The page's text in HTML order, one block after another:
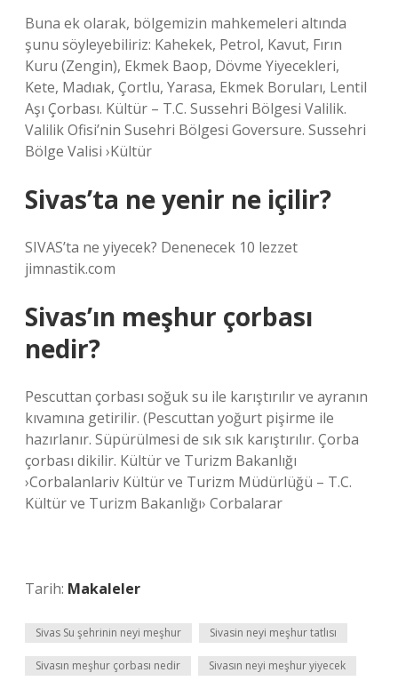
Buna ek olarak, bölgemizin mahkemeleri altında
şunu söyleyebiliriz: Kahekek, Petrol, Kavut, Fırın
Kuru (Zengin), Ekmek Baop, Dövme Yiyecekleri,
Kete, Madıak, Çortlu, Yarasa, Ekmek Boruları, Lentil
Aşı Çorbası. Kültür – T.C. Sussehri Bölgesi Valilik.
Valilik Ofisi’nin Susehri Bölgesi Goversure. Sussehri
Bölge Valisi ›Kültür
Sivas’ta ne yenir ne içilir?
SIVAS’ta ne yiyecek? Denenecek 10 lezzet
jimnastik.com
Sivas’ın meşhur çorbası
nedir?
Pescuttan çorbası soğuk su ile karıştırılır ve ayranın
kıvamına getirilir. (Pescuttan yoğurt pişirme ile
hazırlanır. Süpürülmesi de sık sık karıştırılır. Çorba
çorbası dikilir. Kültür ve Turizm Bakanlığı
›Corbalanlariv Kültür ve Turizm Müdürlüğü – T.C.
Kültür ve Turizm Bakanlığı› Corbalarar
Tarih: Makaleler
Sivas Su şehrinin neyi meşhur Sivasin neyi meşhur tatlısı
Sivasın meşhur çorbası nedir Sivasın neyi meşhur yiyecek